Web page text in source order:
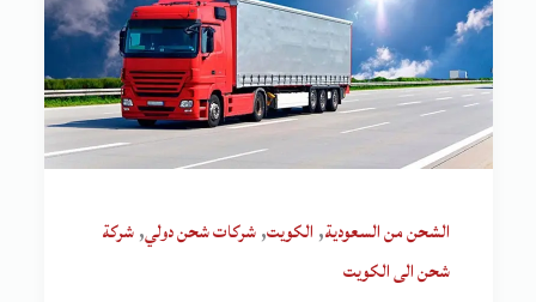
الشحن من السعودية, الكويت,شركات شحن دولي,شركة
شحن الى الكويت